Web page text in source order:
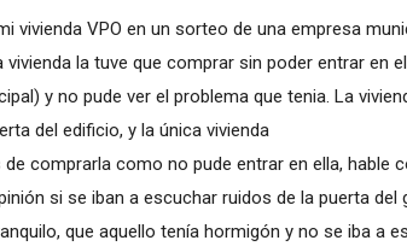
vivienda VPO en un sorteo de una empresa
vivienda la tuve que comprar sin poder entrar en
y no pude ver el problema que tenia. La
del edificio, y la única vivienda
comprarla como no pude entrar en ella, hable
si se iban a escuchar ruidos de la puerta del
que aquello tenía hormigón y no se iba a